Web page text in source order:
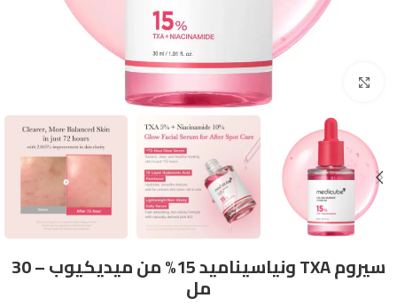
سيروم TXA ونياسيناميد 15% من ميديكيوب – 30
مل